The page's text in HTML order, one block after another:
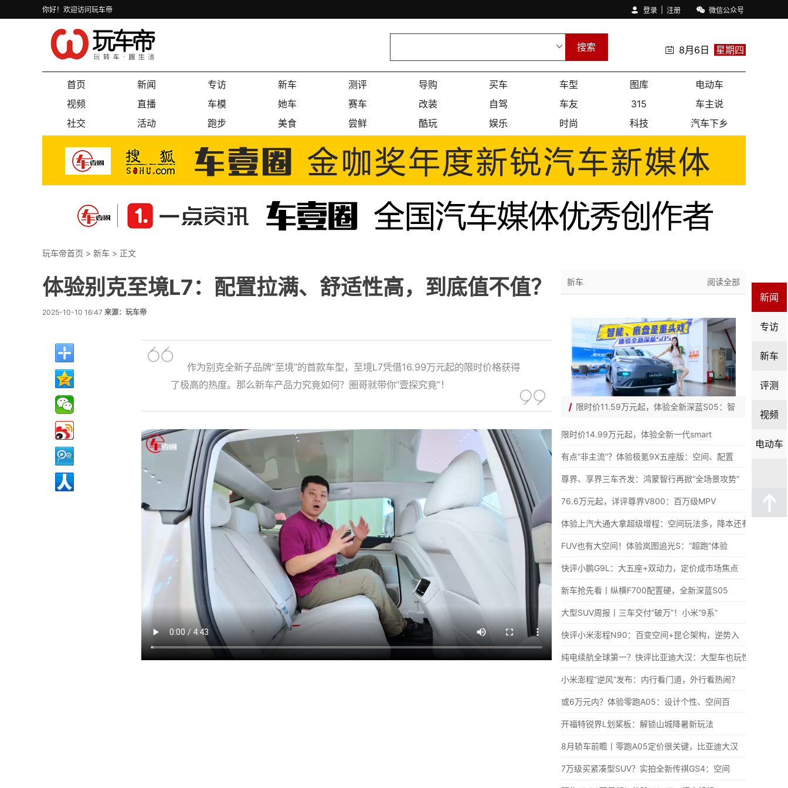
新闻
专访
新车
评测
视频
电动车
你好！欢迎访问玩车帝 登录 注册 微信公众号
搜索 8月6日 星期四
首页 新闻 专访 新车 测评 导购 买车 车型 图库
电动车
视频
直播 车模 她车 赛车 改装 自驾 车友 315
车主说
社交
活动 跑步 美食 尝鲜 酷玩 娱乐 时尚 科技 汽车下乡
玩车帝首页 > 新车 > 正文
体验别克至境L7：配置拉满、舒适性高，到底值不值？
2025-10-10 16:47 来源：玩车帝
作为别克全新子品牌“至境”的首款车型，至境L7凭借16.99万元起的限时价格获得
了极高的热度。那么新车产品力究竟如何？圈哥就带你“壹探究竟”！
阅读全部
新车
限时价11.59万元起，体验全新深蓝S05：智
限时价14.99万元起，体验全新一代smart
有点“非主流”？体验极氪9X五座版：空间、配置
尊界、享界三车齐发：鸿蒙智行再掀“全场景攻势”
76.6万元起，详评尊界V800：百万级MPV
体验上汽大通大拿超级增程：空间玩法多，降本还有
FUV也有大空间！体验岚图追光S：“超跑”体验
快评小鹏G9L：大五座+双动力，定价成市场焦点
新车抢先看丨纵横F700配置硬，全新深蓝S05
大型SUV周报丨三车交付“破万”！小米“9系”
快评小米澎程N90：百变空间+昆仑架构，逆势入
纯电续航全球第一？快评比亚迪大汉：大型车也玩性
小米澎程“逆风”发布：内行看门道，外行看热闹？
或6万元内？体验零跑A05：设计个性、空间百
开福特锐界L划桨板：解锁山城降暑新玩法
8月轿车前瞻丨零跑A05定价很关键，比亚迪大汉
7万级买紧凑型SUV？实拍全新传祺GS4：空间